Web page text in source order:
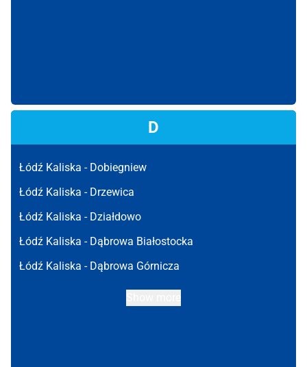
D
Łódź Kaliska - Dobiegniew
Łódź Kaliska - Drzewica
Łódź Kaliska - Działdowo
Łódź Kaliska - Dąbrowa Białostocka
Łódź Kaliska - Dąbrowa Górnicza